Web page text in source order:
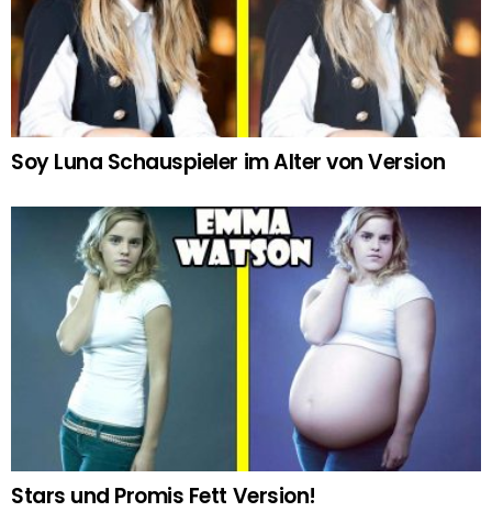
Soy Luna Schauspieler im Alter von Version
Stars und Promis Fett Version!